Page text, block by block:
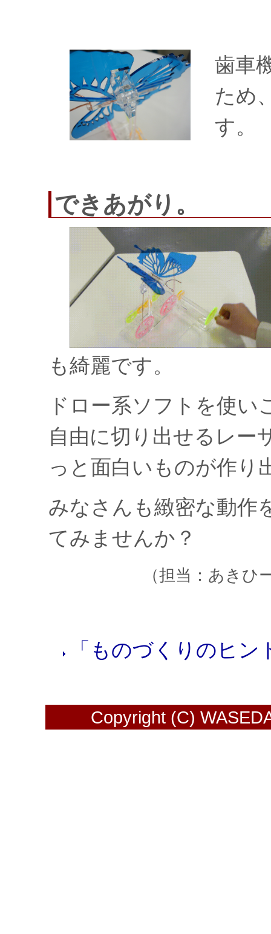
歯車
ため
す。
できあがり。
も綺麗です。
ドロー系ソフトを使
自由に切り出せるレー
っと面白いものが作り
みなさんも緻密な動作
てみませんか？
（担当：あきひ
「ものづくりのヒ
Copyright (C)